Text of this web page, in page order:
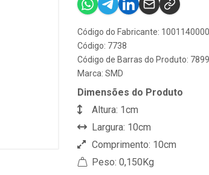
Código do Fabricante:
Código: 7738
Código de Barras do Produto:
Marca: SMD
Dimensões do Produto
Altura: 1cm
Largura: 10cm
Comprimento: 10cm
Peso: 0,150Kg